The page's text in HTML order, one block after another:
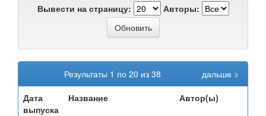
Вывести на страницу:
Авторы:
Результаты 1 по 20 из 38
дальше >
Дата
выпуска
Название Автор(ы)